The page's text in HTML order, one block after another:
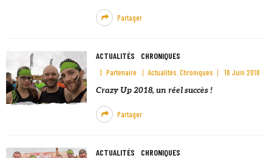
Partager
ACTUALITÉS CHRONIQUES
Partenaire Actualités Chroniques
18 Juin 2018
Crazy Up 2018, un réel succès !
Partager
ACTUALITÉS CHRONIQUES